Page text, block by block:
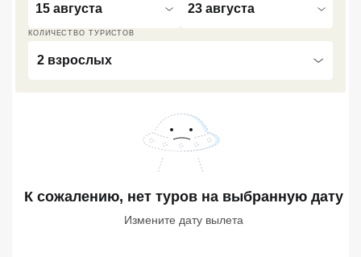
15 августа 23 августа
КОЛИЧЕСТВО ТУРИСТОВ
2 взрослых
К сожалению, нет туров на выбранную дату
Измените дату вылета